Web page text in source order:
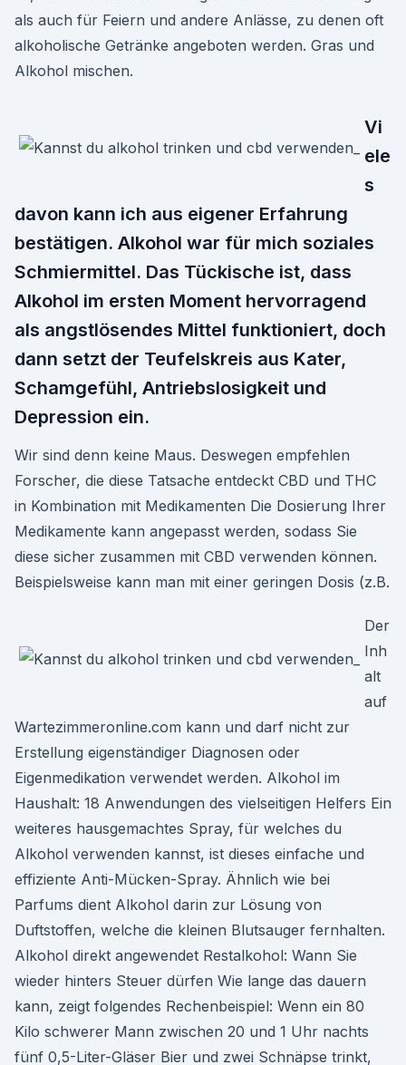
als auch für Feiern und andere Anlässe, zu denen oft
alkoholische Getränke angeboten werden. Gras und
Alkohol mischen.
Vi
ele
s
davon kann ich aus eigener Erfahrung
bestätigen. Alkohol war für mich soziales
Schmiermittel. Das Tückische ist, dass
Alkohol im ersten Moment hervorragend
als angstlösendes Mittel funktioniert, doch
dann setzt der Teufelskreis aus Kater,
Schamgefühl, Antriebslosigkeit und
Depression ein.
Wir sind denn keine Maus. Deswegen empfehlen
Forscher, die diese Tatsache entdeckt CBD und THC
in Kombination mit Medikamenten Die Dosierung Ihrer
Medikamente kann angepasst werden, sodass Sie
diese sicher zusammen mit CBD verwenden können.
Beispielsweise kann man mit einer geringen Dosis (z.B.
Der
Inh
alt
auf
Wartezimmeronline.com kann und darf nicht zur
Erstellung eigenständiger Diagnosen oder
Eigenmedikation verwendet werden. Alkohol im
Haushalt: 18 Anwendungen des vielseitigen Helfers Ein
weiteres hausgemachtes Spray, für welches du
Alkohol verwenden kannst, ist dieses einfache und
effiziente Anti-Mücken-Spray. Ähnlich wie bei
Parfums dient Alkohol darin zur Lösung von
Duftstoffen, welche die kleinen Blutsauger fernhalten.
Alkohol direkt angewendet Restalkohol: Wann Sie
wieder hinters Steuer dürfen Wie lange das dauern
kann, zeigt folgendes Rechenbeispiel: Wenn ein 80
Kilo schwerer Mann zwischen 20 und 1 Uhr nachts
fünf 0,5-Liter-Gläser Bier und zwei Schnäpse trinkt,